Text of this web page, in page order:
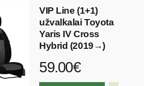
VIP Line (1+1)
užvalkalai Toyota
Yaris IV Cross
Hybrid (2019→)
59.00€